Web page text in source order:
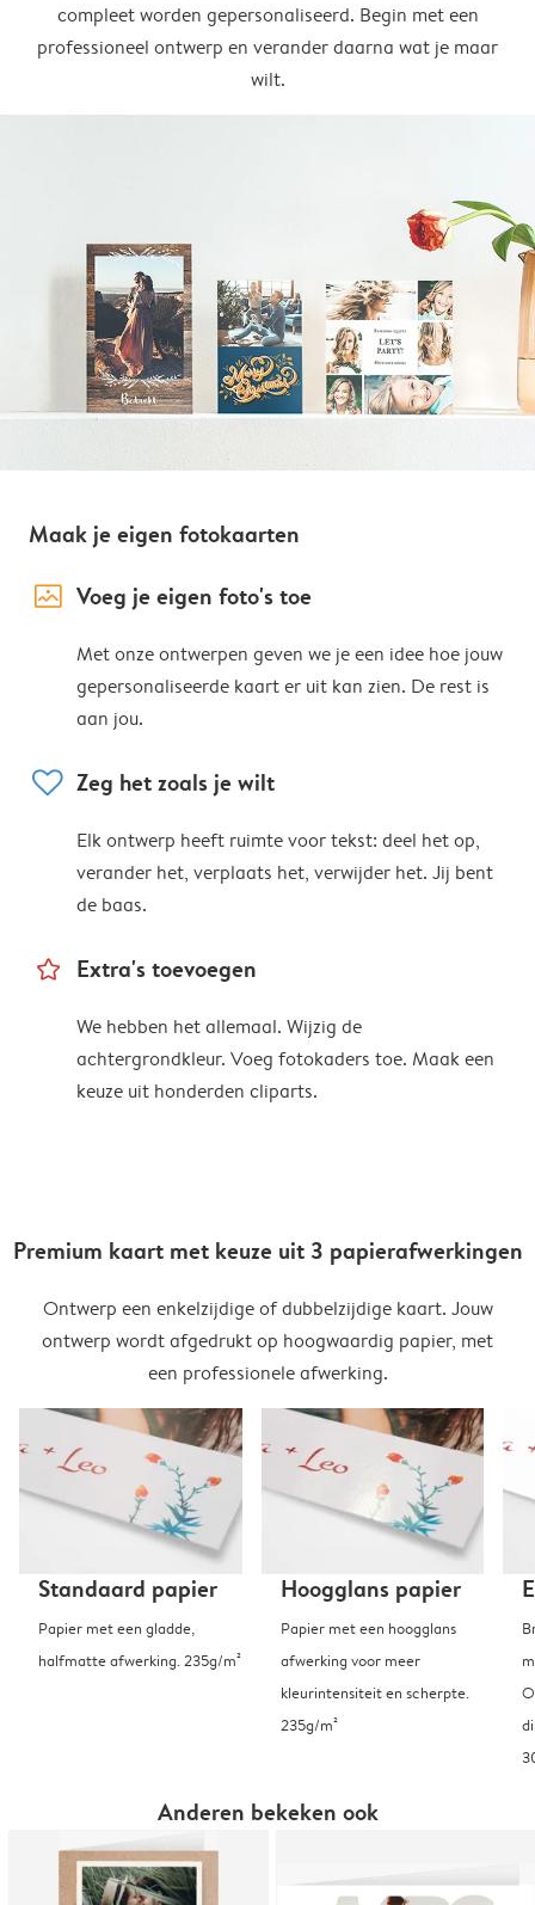
compleet worden gepersonaliseerd. Begin met een
professioneel ontwerp en verander daarna wat je maar
wilt.
Maak je eigen fotokaarten
image_placeholder Voeg je eigen foto's toe
Met onze ontwerpen geven we je een idee hoe jouw
gepersonaliseerde kaart er uit kan zien. De rest is
aan jou.
heart Zeg het zoals je wilt
Elk ontwerp heeft ruimte voor tekst: deel het op,
verander het, verplaats het, verwijder het. Jij bent
de baas.
star_outline Extra's toevoegen
We hebben het allemaal. Wijzig de
achtergrondkleur. Voeg fotokaders toe. Maak een
keuze uit honderden cliparts.
Premium kaart met keuze uit 3 papierafwerkingen
Ontwerp een enkelzijdige of dubbelzijdige kaart. Jouw
ontwerp wordt afgedrukt op hoogwaardig papier, met
een professionele afwerking.
Standaard papier
Papier met een gladde,
halfmatte afwerking. 235g/m²
Hoogglans papier
Papier met een hoogglans
afwerking voor meer
kleurintensiteit en scherpte.
235g/m²
Anderen bekeken ook